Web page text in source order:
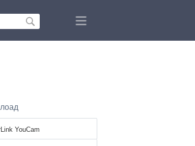
YouCam